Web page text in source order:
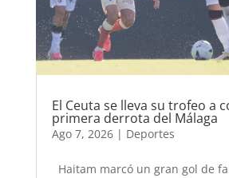
El Ceuta se lleva su trofeo a
primera derrota del Málaga
Ago 7, 2026| Deportes
Haitam marcó un gran gol de